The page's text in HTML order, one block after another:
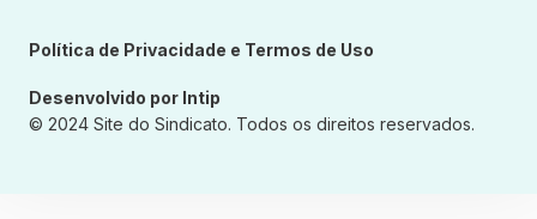
Política de Privacidade e Termos de Uso
Desenvolvido por Intip
© 2024 Site do Sindicato. Todos os direitos reservados.